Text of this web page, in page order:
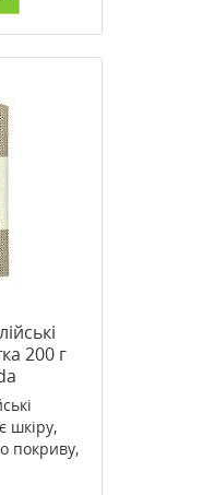
200 г
шкіру,
покриву,